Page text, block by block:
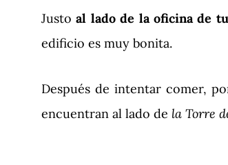
Justoal lado de la oficina de
edificio es muy bonita.
Después de intentar comer,
encuentran al lado de la Torre